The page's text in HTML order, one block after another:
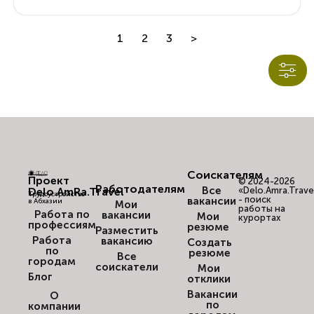
1 2 3 >
Проект
Delo.AmRa.Travel
Трудоустройство
в Абхазии
Работа по
профессиям
Работа
по
городам
Блог
О
компании
Работодателям
Мои
вакансии
Разместить
вакансию
Все
соискатели
Соискателям
Все
вакансии
Мои
резюме
Создать
резюме
Мои
отклики
Вакансии
по
© 2024-2026
- поиск
работы на
курортах